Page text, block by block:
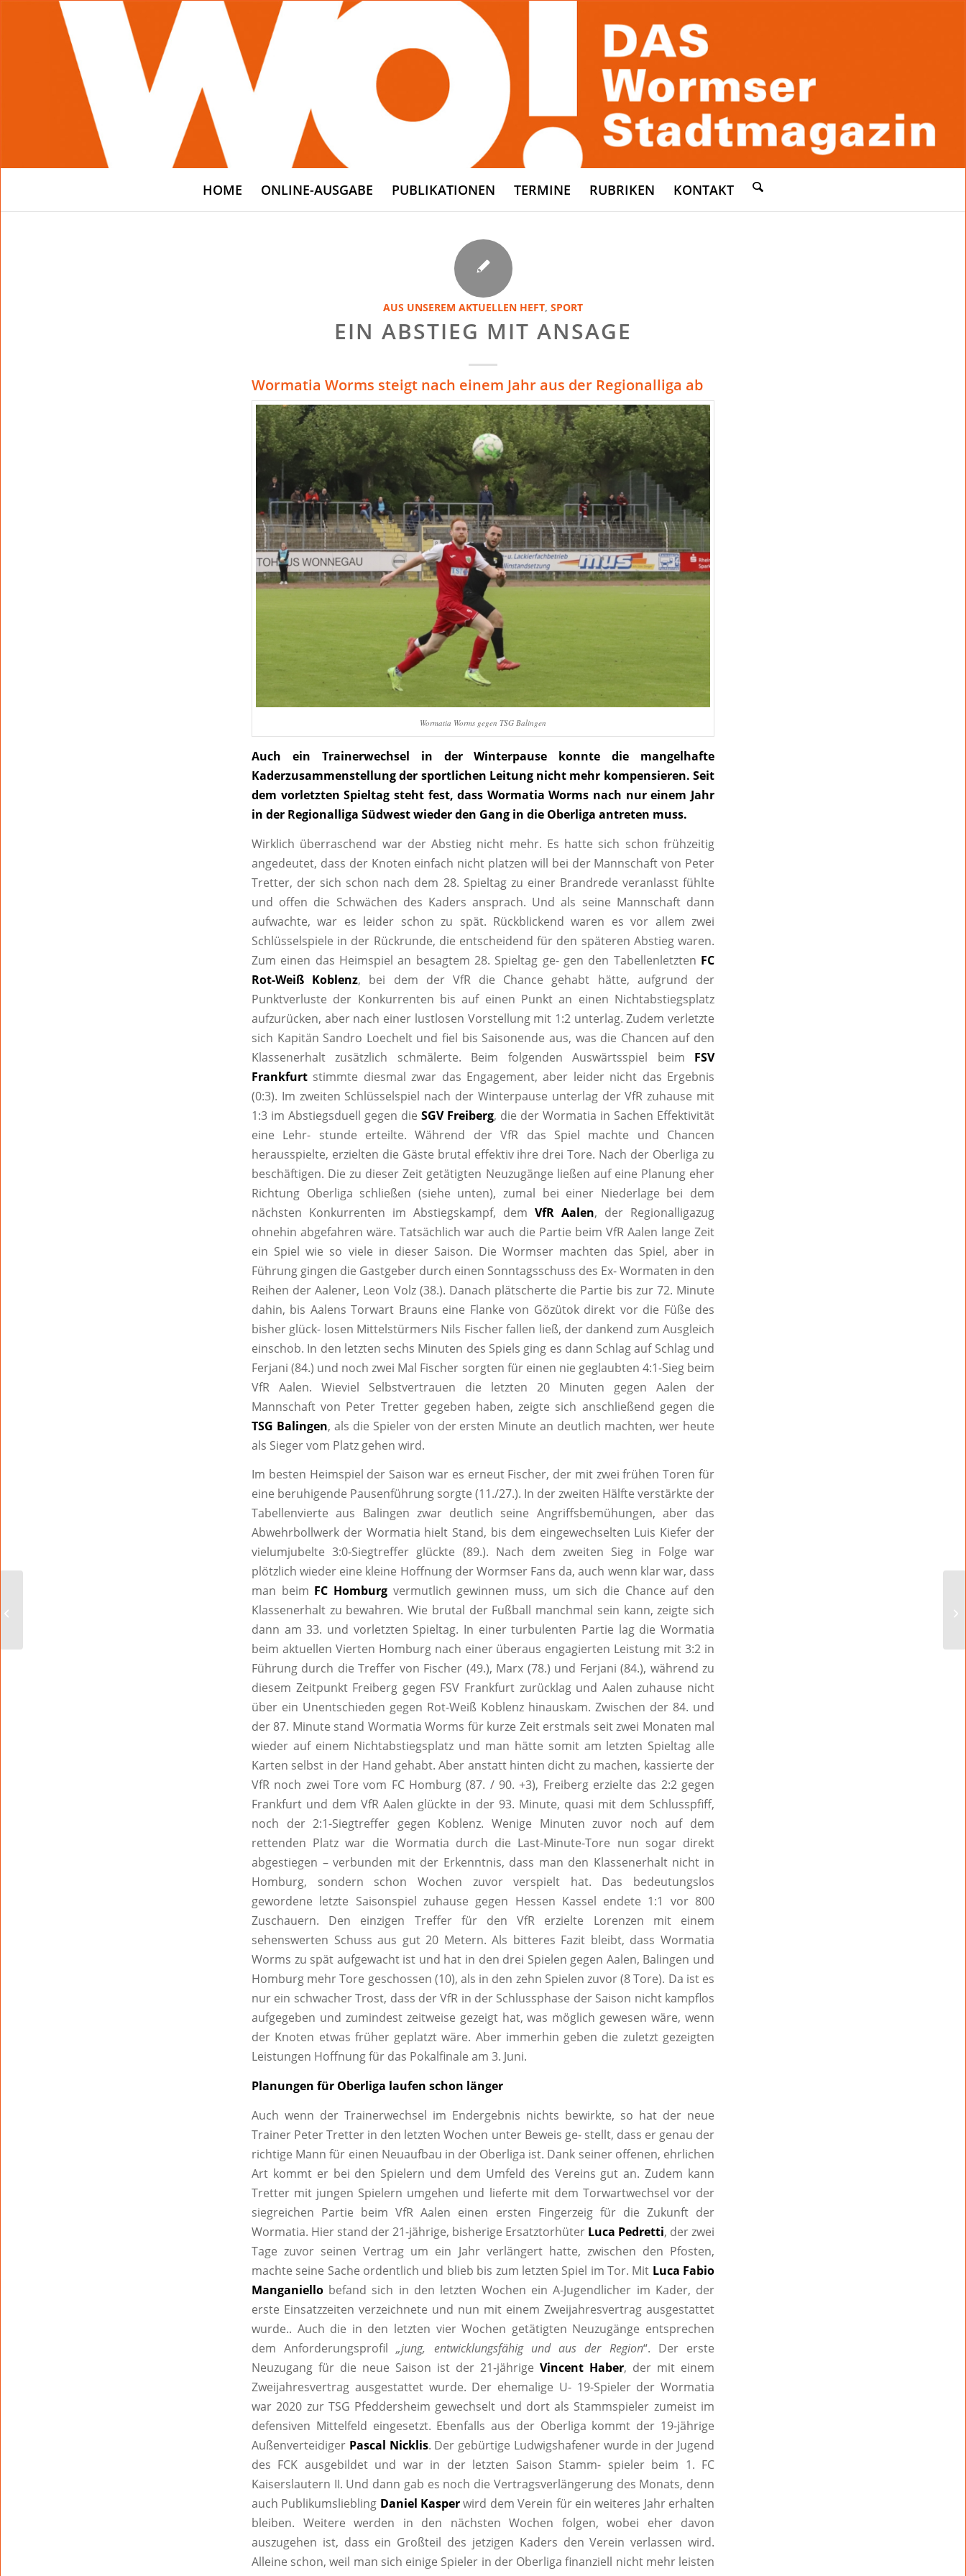
HOME ONLINE-AUSGABE PUBLIKATIONEN TERMINE RUBRIKEN KONTAKT
AUS UNSEREM AKTUELLEN HEFT, SPORT
EIN ABSTIEG MIT ANSAGE
Wormatia Worms steigt nach einem Jahr aus der Regionalliga ab
Wormatia Worms gegen TSG Balingen
Auch ein Trainerwechsel in der Winterpause konnte die mangelhafte
Kaderzusammenstellung der sportlichen Leitung nicht mehr kompensieren. Seit
dem vorletzten Spieltag steht fest, dass Wormatia Worms nach nur einem Jahr
in der Regionalliga Südwest wieder den Gang in die Oberliga antreten muss.
Wirklich überraschend war der Abstieg nicht mehr. Es hatte sich schon frühzeitig
angedeutet, dass der Knoten einfach nicht platzen will bei der Mannschaft von Peter
Tretter, der sich schon nach dem 28. Spieltag zu einer Brandrede veranlasst fühlte
und offen die Schwächen des Kaders ansprach. Und als seine Mannschaft dann
aufwachte, war es leider schon zu spät. Rückblickend waren es vor allem zwei
Schlüsselspiele in der Rückrunde, die entscheidend für den späteren Abstieg waren.
Zum einen das Heimspiel an besagtem 28. Spieltag ge- gen den Tabellenletzten FC
Rot-Weiß Koblenz, bei dem der VfR die Chance gehabt hätte, aufgrund der
Punktverluste der Konkurrenten bis auf einen Punkt an einen Nichtabstiegsplatz
aufzurücken, aber nach einer lustlosen Vorstellung mit 1:2 unterlag. Zudem verletzte
sich Kapitän Sandro Loechelt und fiel bis Saisonende aus, was die Chancen auf den
Klassenerhalt zusätzlich schmälerte. Beim folgenden Auswärtsspiel beim FSV
Frankfurt stimmte diesmal zwar das Engagement, aber leider nicht das Ergebnis
(0:3). Im zweiten Schlüsselspiel nach der Winterpause unterlag der VfR zuhause mit
1:3 im Abstiegsduell gegen die SGV Freiberg, die der Wormatia in Sachen Effektivität
eine Lehr- stunde erteilte. Während der VfR das Spiel machte und Chancen
herausspielte, erzielten die Gäste brutal effektiv ihre drei Tore. Nach der Oberliga zu
beschäftigen. Die zu dieser Zeit getätigten Neuzugänge ließen auf eine Planung eher
Richtung Oberliga schließen (siehe unten), zumal bei einer Niederlage bei dem
nächsten Konkurrenten im Abstiegskampf, dem VfR Aalen, der Regionalligazug
ohnehin abgefahren wäre. Tatsächlich war auch die Partie beim VfR Aalen lange Zeit
ein Spiel wie so viele in dieser Saison. Die Wormser machten das Spiel, aber in
Führung gingen die Gastgeber durch einen Sonntagsschuss des Ex- Wormaten in den
Reihen der Aalener, Leon Volz (38.). Danach plätscherte die Partie bis zur 72. Minute
dahin, bis Aalens Torwart Brauns eine Flanke von Gözütok direkt vor die Füße des
bisher glück- losen Mittelstürmers Nils Fischer fallen ließ, der dankend zum Ausgleich
einschob. In den letzten sechs Minuten des Spiels ging es dann Schlag auf Schlag und
Ferjani (84.) und noch zwei Mal Fischer sorgten für einen nie geglaubten 4:1-Sieg beim
VfR Aalen. Wieviel Selbstvertrauen die letzten 20 Minuten gegen Aalen der
Mannschaft von Peter Tretter gegeben haben, zeigte sich anschließend gegen die
TSG Balingen, als die Spieler von der ersten Minute an deutlich machten, wer heute
als Sieger vom Platz gehen wird.
Im besten Heimspiel der Saison war es erneut Fischer, der mit zwei frühen Toren für
eine beruhigende Pausenführung sorgte (11./27.). In der zweiten Hälfte verstärkte der
Tabellenvierte aus Balingen zwar deutlich seine Angriffsbemühungen, aber das
Abwehrbollwerk der Wormatia hielt Stand, bis dem eingewechselten Luis Kiefer der
vielumjubelte 3:0-Siegtreffer glückte (89.). Nach dem zweiten Sieg in Folge war
plötzlich wieder eine kleine Hoffnung der Wormser Fans da, auch wenn klar war, dass
man beim FC Homburg vermutlich gewinnen muss, um sich die Chance auf den
Klassenerhalt zu bewahren. Wie brutal der Fußball manchmal sein kann, zeigte sich
dann am 33. und vorletzten Spieltag. In einer turbulenten Partie lag die Wormatia
beim aktuellen Vierten Homburg nach einer überaus engagierten Leistung mit 3:2 in
Führung durch die Treffer von Fischer (49.), Marx (78.) und Ferjani (84.), während zu
diesem Zeitpunkt Freiberg gegen FSV Frankfurt zurücklag und Aalen zuhause nicht
über ein Unentschieden gegen Rot-Weiß Koblenz hinauskam. Zwischen der 84. und
der 87. Minute stand Wormatia Worms für kurze Zeit erstmals seit zwei Monaten mal
wieder auf einem Nichtabstiegsplatz und man hätte somit am letzten Spieltag alle
Karten selbst in der Hand gehabt. Aber anstatt hinten dicht zu machen, kassierte der
VfR noch zwei Tore vom FC Homburg (87. / 90. +3), Freiberg erzielte das 2:2 gegen
Frankfurt und dem VfR Aalen glückte in der 93. Minute, quasi mit dem Schlusspfiff,
noch der 2:1-Siegtreffer gegen Koblenz. Wenige Minuten zuvor noch auf dem
rettenden Platz war die Wormatia durch die Last-Minute-Tore nun sogar direkt
abgestiegen – verbunden mit der Erkenntnis, dass man den Klassenerhalt nicht in
Homburg, sondern schon Wochen zuvor verspielt hat. Das bedeutungslos
gewordene letzte Saisonspiel zuhause gegen Hessen Kassel endete 1:1 vor 800
Zuschauern. Den einzigen Treffer für den VfR erzielte Lorenzen mit einem
sehenswerten Schuss aus gut 20 Metern. Als bitteres Fazit bleibt, dass Wormatia
Worms zu spät aufgewacht ist und hat in den drei Spielen gegen Aalen, Balingen und
Homburg mehr Tore geschossen (10), als in den zehn Spielen zuvor (8 Tore). Da ist es
nur ein schwacher Trost, dass der VfR in der Schlussphase der Saison nicht kampflos
aufgegeben und zumindest zeitweise gezeigt hat, was möglich gewesen wäre, wenn
der Knoten etwas früher geplatzt wäre. Aber immerhin geben die zuletzt gezeigten
Leistungen Hoffnung für das Pokalfinale am 3. Juni.
Planungen für Oberliga laufen schon länger
Auch wenn der Trainerwechsel im Endergebnis nichts bewirkte, so hat der neue
Trainer Peter Tretter in den letzten Wochen unter Beweis ge- stellt, dass er genau der
richtige Mann für einen Neuaufbau in der Oberliga ist. Dank seiner offenen, ehrlichen
Art kommt er bei den Spielern und dem Umfeld des Vereins gut an. Zudem kann
Tretter mit jungen Spielern umgehen und lieferte mit dem Torwartwechsel vor der
siegreichen Partie beim VfR Aalen einen ersten Fingerzeig für die Zukunft der
Wormatia. Hier stand der 21-jährige, bisherige Ersatztorhüter Luca Pedretti, der zwei
Tage zuvor seinen Vertrag um ein Jahr verlängert hatte, zwischen den Pfosten,
machte seine Sache ordentlich und blieb bis zum letzten Spiel im Tor. Mit Luca Fabio
Manganiello befand sich in den letzten Wochen ein A-Jugendlicher im Kader, der
erste Einsatzzeiten verzeichnete und nun mit einem Zweijahresvertrag ausgestattet
wurde.. Auch die in den letzten vier Wochen getätigten Neuzugänge entsprechen
dem Anforderungsprofil„jung, entwicklungsfähig und aus der Region“. Der erste
Neuzugang für die neue Saison ist der 21-jährige Vincent Haber, der mit einem
Zweijahresvertrag ausgestattet wurde. Der ehemalige U- 19-Spieler der Wormatia
war 2020 zur TSG Pfeddersheim gewechselt und dort als Stammspieler zumeist im
defensiven Mittelfeld eingesetzt. Ebenfalls aus der Oberliga kommt der 19-jährige
Außenverteidiger Pascal Nicklis. Der gebürtige Ludwigshafener wurde in der Jugend
des FCK ausgebildet und war in der letzten Saison Stamm- spieler beim 1. FC
Kaiserslautern II. Und dann gab es noch die Vertragsverlängerung des Monats, denn
auch Publikumsliebling Daniel Kasperwird dem Verein für ein weiteres Jahr erhalten
bleiben. Weitere werden in den nächsten Wochen folgen, wobei eher davon
auszugehen ist, dass ein Großteil des jetzigen Kaders den Verein verlassen wird.
Alleine schon, weil man sich einige Spieler in der Oberliga finanziell nicht mehr leisten